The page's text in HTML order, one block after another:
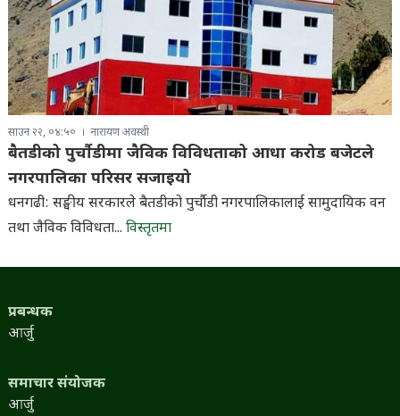
साउन २२, ०४:५० नारायण अवस्थी
बैतडीको पुर्चौडीमा जैविक विविधताको आधा करोड बजेटले
नगरपालिका परिसर सजाइयो
धनगढी: सङ्घीय सरकारले बैतडीको पुर्चौडी नगरपालिकालाई सामुदायिक वन
तथा जैविक विविधता... विस्तृतमा
प्रबन्धक
आर्जु
समाचार संयोजक
आर्जु